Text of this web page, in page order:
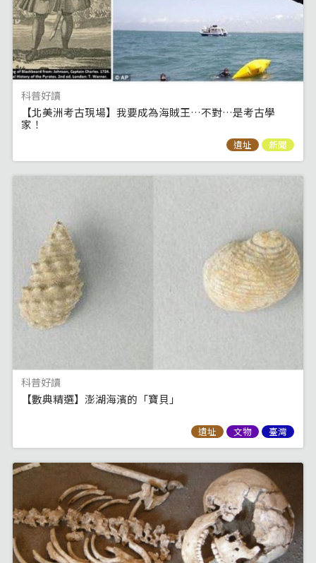
科普好讀
【北美洲考古現場】我要成為海賊王…不對…是考古學
家！
遺址 新聞
科普好讀
【數典精選】澎湖海濱的「寶貝」
遺址 文物 臺灣